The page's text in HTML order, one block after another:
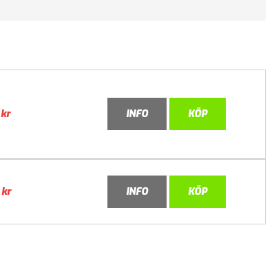
kr INFO KÖP
kr INFO KÖP